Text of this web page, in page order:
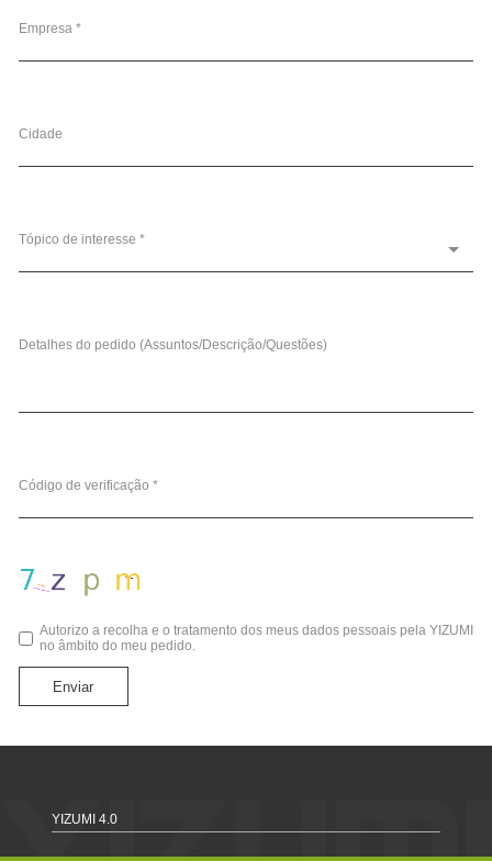
Empresa *
Cidade
Tópico de interesse *
Detalhes do pedido (Assuntos/Descrição/Questões)
Código de verificação *
Autorizo a recolha e o tratamento dos meus dados pessoais pela YIZUMI
no âmbito do meu pedido.
Enviar
YIZUMI 4.0